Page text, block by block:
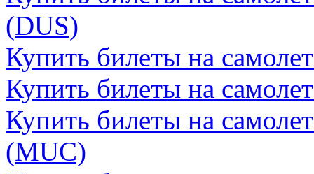
(DUS)
Купить билеты на
Купить билеты на
Купить билеты на
(MUC)